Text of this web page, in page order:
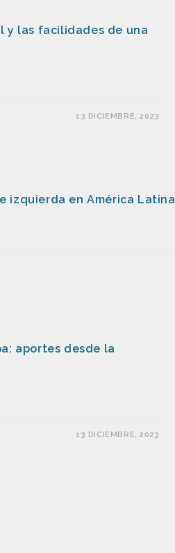
y las facilidades de una
13 DICIEMBRE, 2023
izquierda en América Latina
aportes desde la
13 DICIEMBRE, 2023